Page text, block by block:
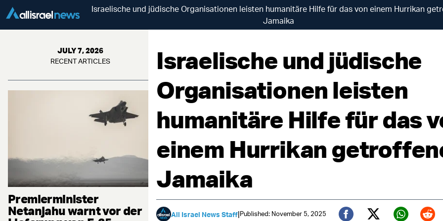
Israelische und jüdische Organisationen leisten humanitäre Hilfe für das von einem Hurrikan
Jamaika
JULY 7, 2026
RECENT ARTICLES
Premierminister
Netanjahu warnt vor der
Israelische und jüdische
Organisationen leisten
humanitäre Hilfe für das
einem Hurrikan
Jamaika
All Israel News Staff|Published: November 5, 2025